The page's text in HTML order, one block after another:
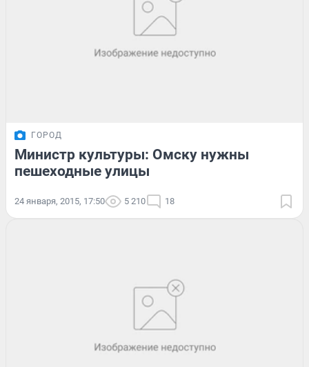
ГОРОД
Министр культуры: Омску нужны
пешеходные улицы
24 января, 2015, 17:50 5 210 18